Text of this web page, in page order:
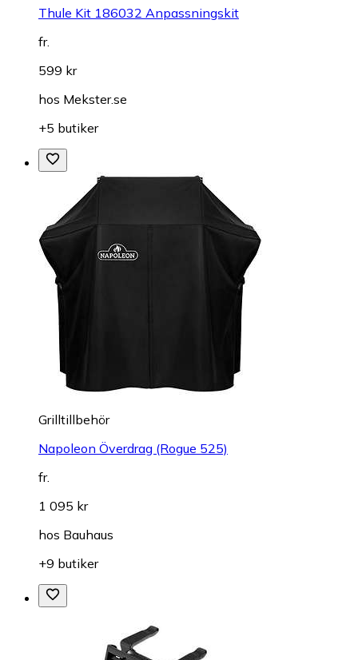
Thule Kit 186032 Anpassningskit
fr.
599 kr
hos Mekster.se
+5 butiker
Grilltillbehör
Napoleon Överdrag (Rogue 525)
fr.
1 095 kr
hos Bauhaus
+9 butiker